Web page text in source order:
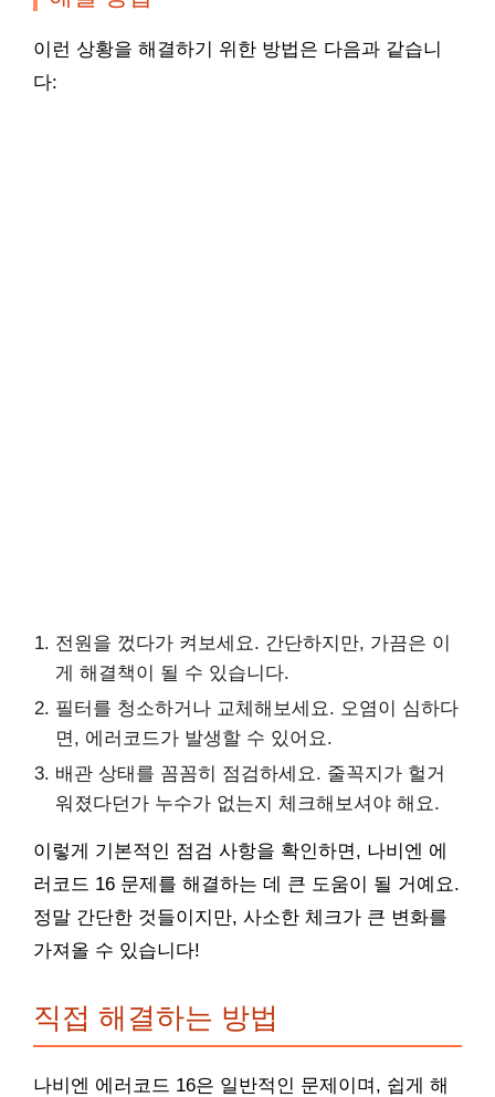
이런 상황을 해결하기 위한 방법은 다음과 같습니
다:
전원을 껐다가 켜보세요. 간단하지만, 가끔은 이
게 해결책이 될 수 있습니다.
필터를 청소하거나 교체해보세요. 오염이 심하다
면, 에러코드가 발생할 수 있어요.
배관 상태를 꼼꼼히 점검하세요. 줄꼭지가 헐거
워졌다던가 누수가 없는지 체크해보셔야 해요.
이렇게 기본적인 점검 사항을 확인하면, 나비엔 에
러코드 16 문제를 해결하는 데 큰 도움이 될 거예요.
정말 간단한 것들이지만, 사소한 체크가 큰 변화를
가져올 수 있습니다!
직접 해결하는 방법
나비엔 에러코드 16은 일반적인 문제이며, 쉽게 해